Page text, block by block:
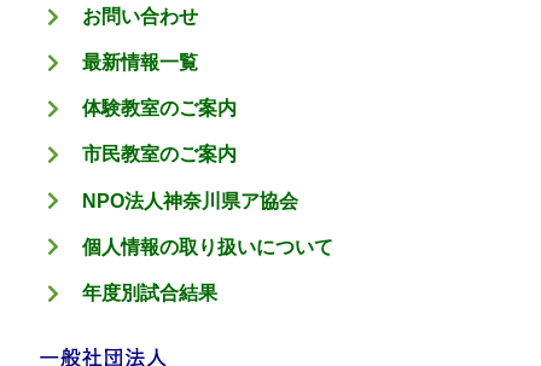
お問い合わせ
最新情報一覧
体験教室のご案内
市民教室のご案内
NPO法人神奈川県ア協会
個人情報の取り扱いについて
年度別試合結果